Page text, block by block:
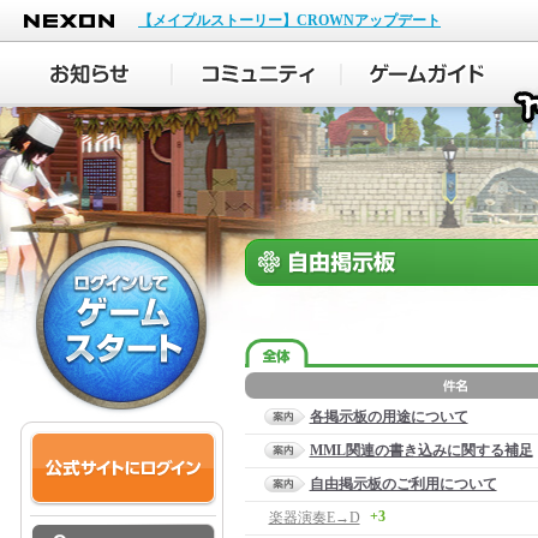
NEXON
【メイプルストーリー】CROWNアップデート
各掲示板の用途について
MML関連の書き込みに関する補足
自由掲示板のご利用について
楽器演奏E→D
+3